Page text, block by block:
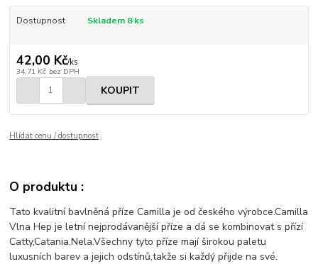
Dostupnost Skladem 8 ks
42,00 Kč/ks
34,71 Kč bez DPH
KOUPIT
Hlídat cenu / dostupnost
O produktu :
Tato kvalitní bavlněná příze Camilla je od českého výrobce.Camilla
Vlna Hep je letní nejprodávanější příze a dá se kombinovat s přízí
Catty,Catania,Nela.Všechny tyto příze mají širokou paletu
luxusních barev a jejich odstínů,takže si každý přijde na své.